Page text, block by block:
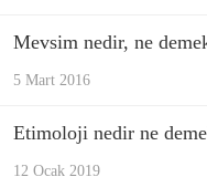
Mevsim nedir, ne
5 Mart 2016
Etimoloji nedir ne
12 Ocak 2019